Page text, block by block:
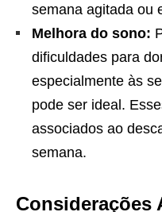
semana agitada ou
Melhora do sono:
dificuldades para
especialmente às
pode ser ideal.
associados ao
semana.
Considerações